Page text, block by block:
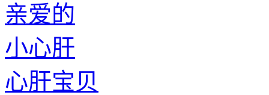
亲爱的
小心肝
心肝宝贝